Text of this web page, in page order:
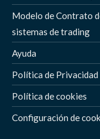
Modelo de Contrato
sistemas de trading
Ayuda
Política de Privacidad
Política de cookies
Configuración de